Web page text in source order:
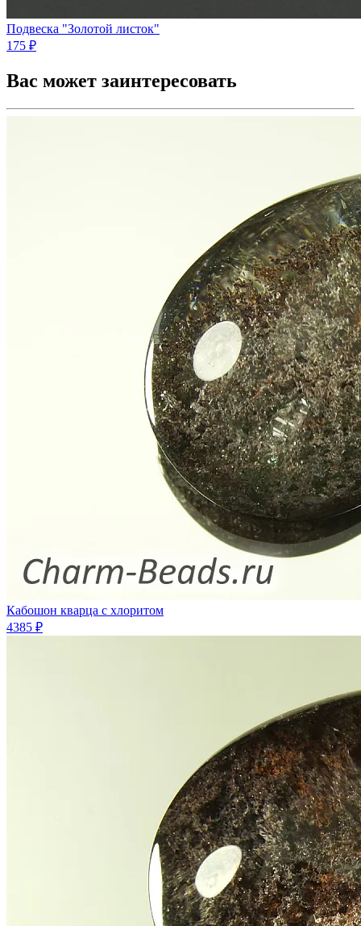
Подвеска "Золотой листок"
175 ₽
Вас может заинтересовать
Кабошон кварца с хлоритом
4385 ₽